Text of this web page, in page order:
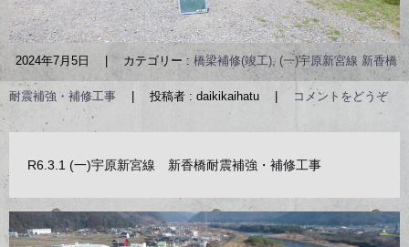
2024年7月5日 カテゴリー : 橋梁補修(竣工), (一)宇原新宮線 新香橋
耐震補強・補修工事 投稿者 : daikikaihatu コメントをどうぞ
R6.3.1 (一)宇原新宮線 新香橋耐震補強・補修工事